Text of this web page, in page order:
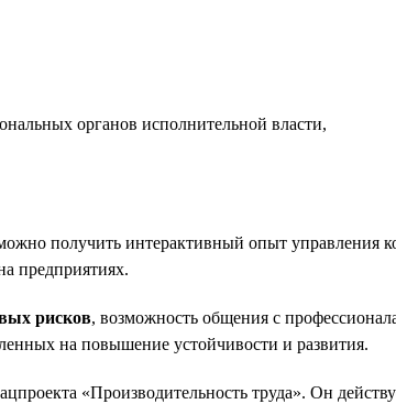
органов исполнительной власти,
получить интерактивный опыт управления
предприятиях.
рисков, возможность общения с
на повышение устойчивости и развития.
«Производительность труда». Он